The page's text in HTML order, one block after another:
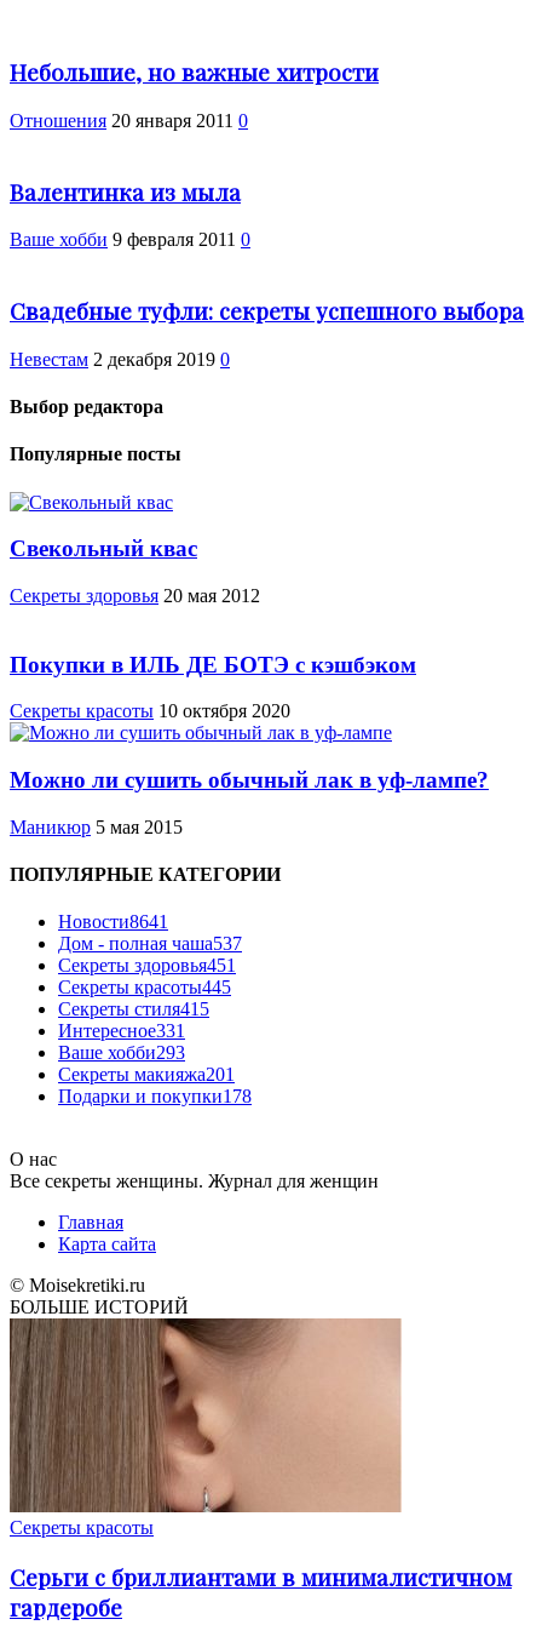
Небольшие, но важные хитрости
Отношения 20 января 2011 0
Валентинка из мыла
Ваше хобби 9 февраля 2011 0
Свадебные туфли: секреты успешного выбора
Невестам 2 декабря 2019 0
Выбор редактора
Популярные посты
Свекольный квас
Cекреты здоровья 20 мая 2012
Покупки в ИЛЬ ДЕ БОТЭ с кэшбэком
Секреты красоты 10 октября 2020
Можно ли сушить обычный лак в уф-лампе?
Маникюр 5 мая 2015
ПОПУЛЯРНЫЕ КАТЕГОРИИ
Новости8641
Дом - полная чаша537
Cекреты здоровья451
Секреты красоты445
Секреты стиля415
Интересное331
Ваше хобби293
Секреты макияжа201
Подарки и покупки178
О нас
Все секреты женщины. Журнал для женщин
Главная
Карта сайта
© Moisekretiki.ru
БОЛЬШЕ ИСТОРИЙ
Секреты красоты
Серьги с бриллиантами в минималистичном
гардеробе